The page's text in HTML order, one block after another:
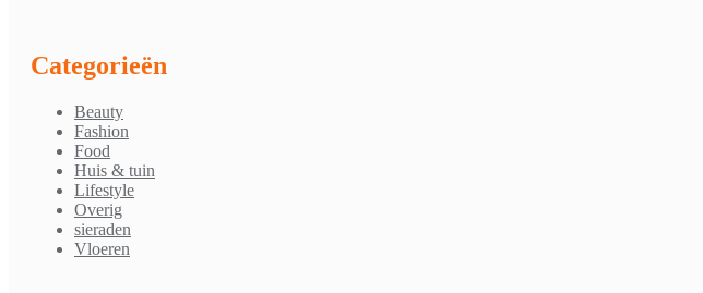
Categorieën
Beauty
Fashion
Food
Huis & tuin
Lifestyle
Overig
sieraden
Vloeren